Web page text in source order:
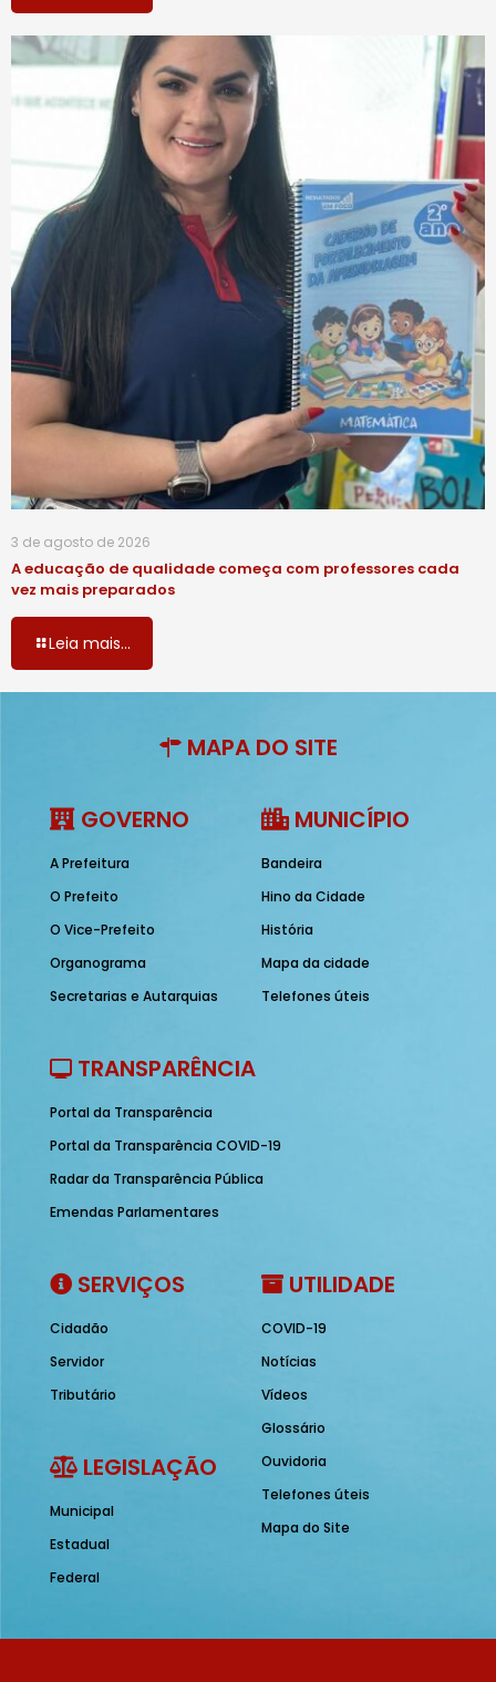
3 de agosto de 2026
A educação de qualidade começa com professores cada
vez mais preparados
Leia mais...
MAPA DO SITE
GOVERNO
A Prefeitura
O Prefeito
O Vice-Prefeito
Organograma
Secretarias e Autarquias
MUNICÍPIO
Bandeira
Hino da Cidade
História
Mapa da cidade
Telefones úteis
TRANSPARÊNCIA
Portal da Transparência
Portal da Transparência COVID-19
Radar da Transparência Pública
Emendas Parlamentares
SERVIÇOS
Cidadão
Servidor
Tributário
LEGISLAÇÃO
Municipal
Estadual
Federal
UTILIDADE
COVID-19
Notícias
Vídeos
Glossário
Ouvidoria
Telefones úteis
Mapa do Site